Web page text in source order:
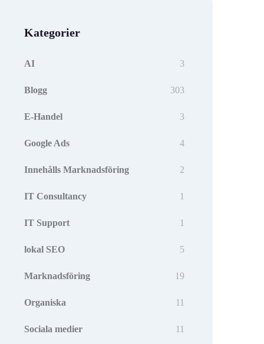
Kategorier
AI 3
Blogg 303
E-Handel 3
Google Ads 4
Innehålls Marknadsföring 2
IT Consultancy 1
IT Support 1
lokal SEO 5
Marknadsföring 19
Organiska 11
Sociala medier 11